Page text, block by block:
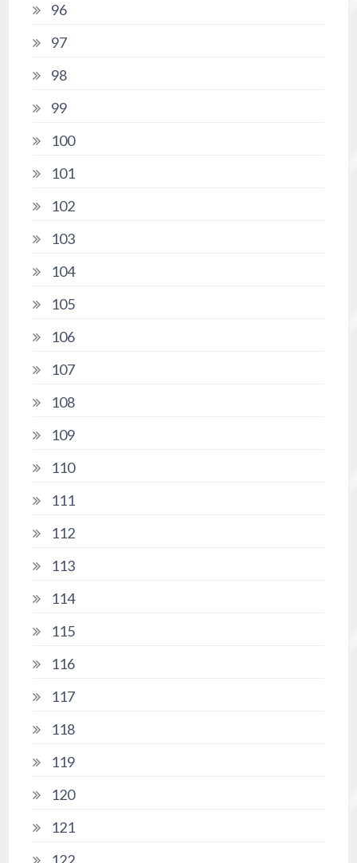
96
97
98
99
100
101
102
103
104
105
106
107
108
109
110
111
112
113
114
115
116
117
118
119
120
121